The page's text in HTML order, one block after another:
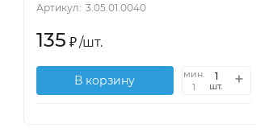
Артикул: 3.05.01.0040
135 ₽/шт.
В корзину
мин.
1
шт.